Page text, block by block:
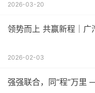
2026-03-20
领势而上 共赢新程｜广
2026-02-03
强强联合，同“程”万里